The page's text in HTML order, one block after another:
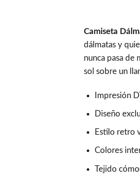
Camiseta
dálmatas y
nunca pasa de
sol sobre un
Impresión
Diseño
Estilo retro
Colores
Tejido